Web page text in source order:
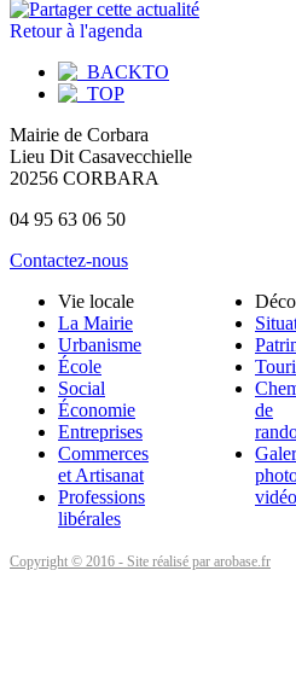
Retour à l'agenda
Mairie de Corbara
Lieu Dit Casavecchielle
20256 CORBARA
04 95 63 06 50
Contactez-nous
Vie locale
La Mairie
Urbanisme
École
Social
Économie
Entreprises
Commerces
et Artisanat
Professions
libérales
de
Copyright © 2016 - Site réalisé par arobase.fr